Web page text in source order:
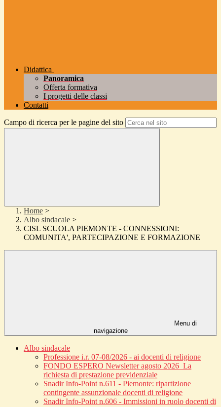
Didattica
Panoramica
Offerta formativa
I progetti delle classi
Contatti
Campo di ricerca per le pagine del sito
Home >
Albo sindacale >
CISL SCUOLA PIEMONTE - CONNESSIONI:
COMUNITA', PARTECIPAZIONE E FORMAZIONE
Menu di
navigazione
Albo sindacale
Professione i.r. 07-08/2026 - ai docenti di religione
FONDO ESPERO Newsletter agosto 2026_La
richiesta di prestazione previdenziale
Snadir Info-Point n.611 - Piemonte: ripartizione
contingente assunzionale docenti di religione
Snadir Info-Point n.606 - Immissioni in ruolo docenti di